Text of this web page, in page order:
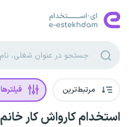
مرتبط‌ترین فیلترها
استخدام کارواش کار خانم